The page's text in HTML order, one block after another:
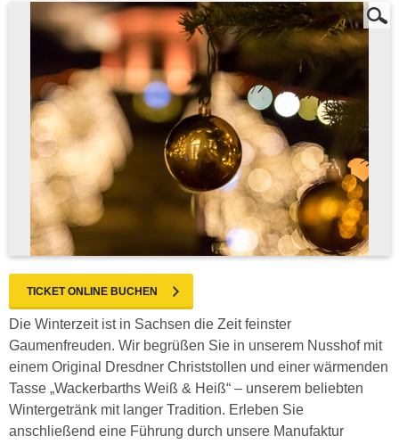
TICKET ONLINE BUCHEN
Die Winterzeit ist in Sachsen die Zeit feinster
Gaumenfreuden. Wir begrüßen Sie in unserem Nusshof mit
einem Original Dresdner Christstollen und einer wärmenden
Tasse „Wackerbarths Weiß & Heiß“ – unserem beliebten
Wintergetränk mit langer Tradition. Erleben Sie
anschließend eine Führung durch unsere Manufaktur